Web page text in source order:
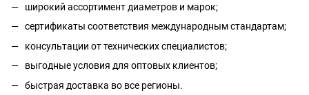
широкий ассортимент диаметров и марок;
сертификаты соответствия международным стандартам;
консультации от технических специалистов;
выгодные условия для оптовых клиентов;
быстрая доставка во все регионы.